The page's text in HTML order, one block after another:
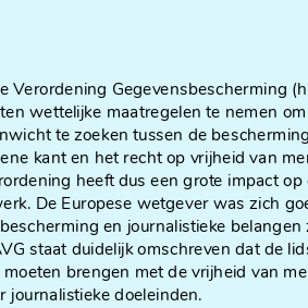
Verordening Gegevensbescherming
wettelijke maatregelen te nemen
te zoeken tussen de
kant en het recht op vrijheid van
heeft dus een grote impact op
De Europese wetgever was zich
en journalistieke belangen
staat duidelijk omschreven dat de
brengen met de vrijheid van
doeleinden.